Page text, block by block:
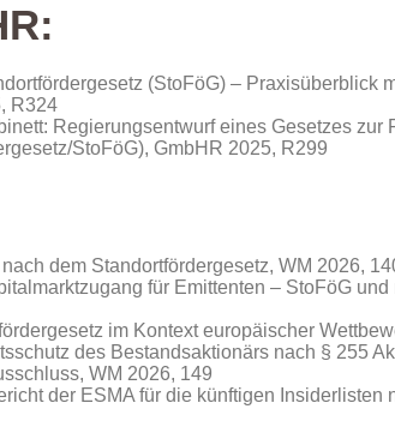
(StoFöG) – Praxisüberblick
R324
Regierungsentwurf eines Gesetzes zur
StoFöG), GmbHR 2025, R299
dem Standortfördergesetz, WM 2026,
für Emittenten – StoFöG
im Kontext europäischer
des Bestandsaktionärs nach § 255
WM 2026, 149
der ESMA für die künftigen Insiderlisten